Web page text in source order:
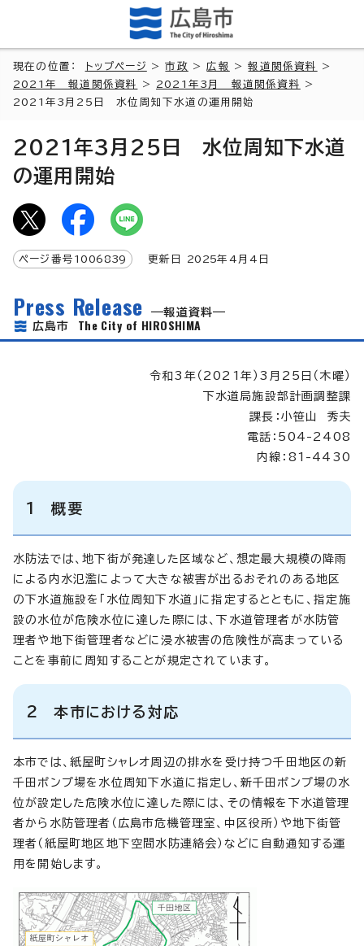
現在の位置： トップページ >市政 >広報 >報道関係資料
>
2021年 報道関係資料
> 2021年3月 報道関係資料
>
2021年3月25日 水位周知下水道の運用開始
2021年3月25日 水位周知下水道
の運用開始
ページ番号 1006839 更新日 2025年4月4日
Press Release
報道資料
広島市 The City of HIROSHIMA
令和3年（2021年）3月25日（木曜）
下水道局施設部計画調整課
課長：小笹山 秀夫
電話：504-2408
内線：81-4430
1 概要
水防法では、地下街が発達した区域など、想定最大規模の降雨
による内水氾濫によって大きな被害が出るおそれのある地区
の下水道施設を「水位周知下水道」に指定するとともに、指定施
設の水位が危険水位に達した際には、下水道管理者が水防管
理者や地下街管理者などに浸水被害の危険性が高まっている
ことを事前に周知することが規定されています。
2 本市における対応
本市では、紙屋町シャレオ周辺の排水を受け持つ千田地区の新
千田ポンプ場を水位周知下水道に指定し、新千田ポンプ場の水
位が設定した危険水位に達した際には、その情報を下水道管理
者から水防管理者（広島市危機管理室、中区役所）や地下街管
理者（紙屋町地区地下空間水防連絡会）などに自動通知する運
用を開始します。